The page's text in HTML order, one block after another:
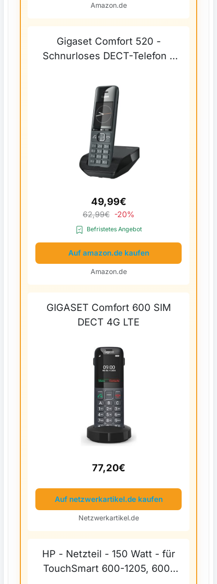
Amazon.de
Gigaset Comfort 520 -
Schnurloses DECT-Telefon -
Audioqualität auch beim
Freisprechen, Komfort
Anrufschutz, Adressbuch mit
200...
49,99€
62,99€ -20%
Befristetes Angebot
Auf amazon.de kaufen
Amazon.de
GIGASET Comfort 600 SIM
DECT 4G LTE
77,20€
Auf netzwerkartikel.de kaufen
Netzwerkartikel.de
HP - Netzteil - 150 Watt - für
TouchSmart 600-1205, 600-